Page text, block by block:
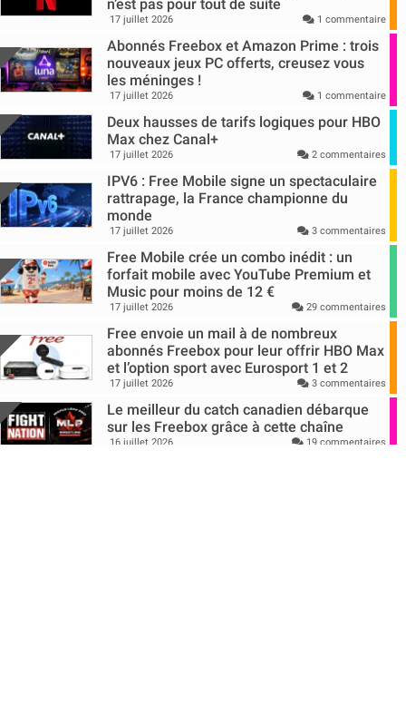
n’est pas pour tout de suite
17 juillet 2026 1 commentaire
Abonnés Freebox et Amazon Prime : trois
nouveaux jeux PC offerts, creusez vous
les méninges !
17 juillet 2026 1 commentaire
Deux hausses de tarifs logiques pour HBO
Max chez Canal+
17 juillet 2026 2 commentaires
IPV6 : Free Mobile signe un spectaculaire
rattrapage, la France championne du
monde
17 juillet 2026 3 commentaires
Free Mobile crée un combo inédit : un
forfait mobile avec YouTube Premium et
Music pour moins de 12 €
17 juillet 2026 29 commentaires
Free envoie un mail à de nombreux
abonnés Freebox pour leur offrir HBO Max
et l’option sport avec Eurosport 1 et 2
17 juillet 2026 3 commentaires
Le meilleur du catch canadien débarque
sur les Freebox grâce à cette chaîne
16 juillet 2026 19 commentaires